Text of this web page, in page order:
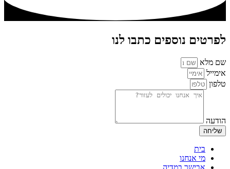
לפרטים נוספים כתבו לנו
שם מלא
אימייל
טלפון
הודעה
שליחה
בית
מי אנחנו
אבישר במדיה